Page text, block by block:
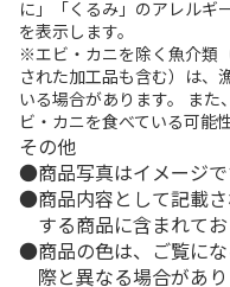
に」「くるみ」のアレルギ
を表示します。
※エビ・カニを除く魚介類
された加工品も含む）は、
いる場合があります。 ま
ビ・カニを食べている可能
その他
商品写真はイメージで
商品内容として記載
する商品に含まれてお
商品の色は、ご覧に
際と異なる場合があり